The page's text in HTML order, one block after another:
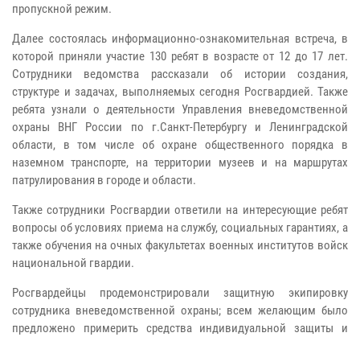
пропускной режим.
Далее состоялась информационно-ознакомительная встреча, в
которой приняли участие 130 ребят в возрасте от 12 до 17 лет.
Сотрудники ведомства рассказали об истории создания,
структуре и задачах, выполняемых сегодня Росгвардией. Также
ребята узнали о деятельности Управления вневедомственной
охраны ВНГ России по г.Санкт-Петербургу и Ленинградской
области, в том числе об охране общественного порядка в
наземном транспорте, на территории музеев и на маршрутах
патрулирования в городе и области.
Также сотрудники Росгвардии ответили на интересующие ребят
вопросы об условиях приема на службу, социальных гарантиях, а
также обучения на очных факультетах военных институтов войск
национальной гвардии.
Росгвардейцы продемонстрировали защитную экипировку
сотрудника вневедомственной охраны; всем желающим было
предложено примерить средства индивидуальной защиты и